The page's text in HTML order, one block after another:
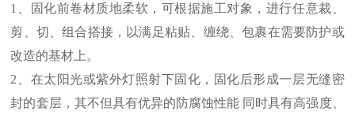
1
固化前卷材质地柔软，可根据施工对象，进行任意裁、
剪、切、组合搭接，以满足粘贴、缠绕、包裹在需要防护或
改造的基材上。
2
在太阳光或紫外灯照射下固化，固化后形成一层无缝密
封的套层，其不但具有优异的防腐蚀性能 同时具有高强度、